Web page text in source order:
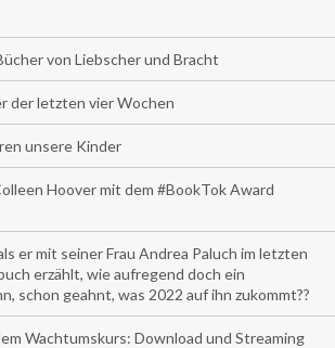
von Liebscher und Bracht
der letzten vier Wochen
unsere Kinder
Hoover mit dem #BookTok Award
er mit seiner Frau Andrea Paluch im letzten
erzählt, wie aufregend doch ein
schon geahnt, was 2022 auf ihn zukommt??
Wachtumskurs: Download und Streaming